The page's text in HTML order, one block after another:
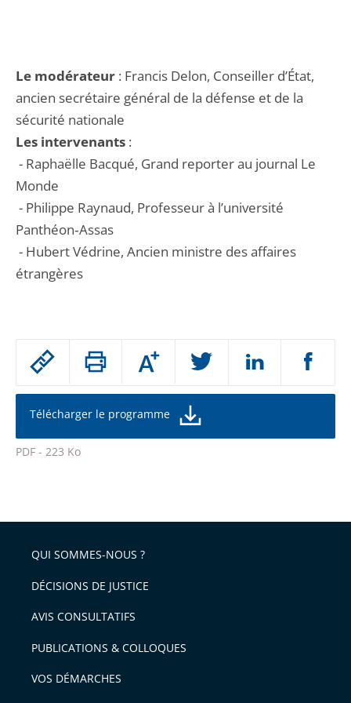
Passer
partage
de
l'article
pour
Augmenter
ou
la
de
police
Télécharger le programme
PDF - 223 Ko
l'article
pour
avant
Le modérateur : Francis Delon, Conseiller d’État,
ancien secrétaire général de la défense et de la
sécurité nationale
Les intervenants :
- Raphaëlle Bacqué, Grand reporter au journal Le
Monde
- Philippe Raynaud, Professeur à l’université
Panthéon‐Assas
- Hubert Védrine, Ancien ministre des affaires
étrangères
QUI SOMMES-NOUS ?
DÉCISIONS DE JUSTICE
AVIS CONSULTATIFS
PUBLICATIONS & COLLOQUES
VOS DÉMARCHES